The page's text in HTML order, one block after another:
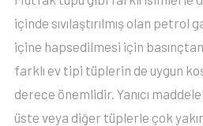
içinde sıvılaştırılmış olan petrol
içine hapsedilmesi için basınçtan
farklı ev tipi tüplerin de uygun
derece önemlidir. Yanıcı
üste veya diğer tüplerle çok